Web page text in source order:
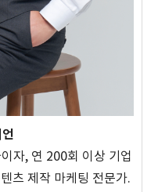
자, 연 200회 이상 기업
츠 제작 마케팅 전문가.